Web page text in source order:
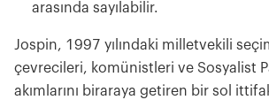
arasında sayılabilir.
Jospin, 1997 yılındaki milletvekili
çevrecileri, komünistleri ve Sosyalist
akımlarını biraraya getiren bir sol